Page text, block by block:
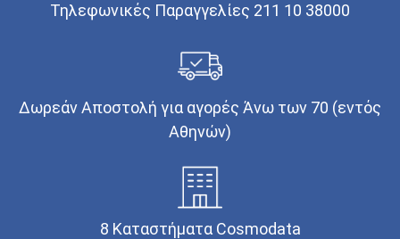
Τηλεφωνικές Παραγγελίες 211 10 38000
Δωρεάν Αποστολή για αγορές Άνω των 70 (εντός
Αθηνών)
8 Καταστήματα Cosmodata